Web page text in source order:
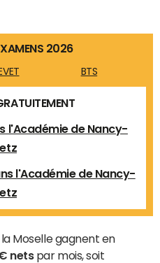
2026
BTS
l'Académie de Nancy-
l'Académie de Nancy-
Moselle gagnent en
netspar mois, soit